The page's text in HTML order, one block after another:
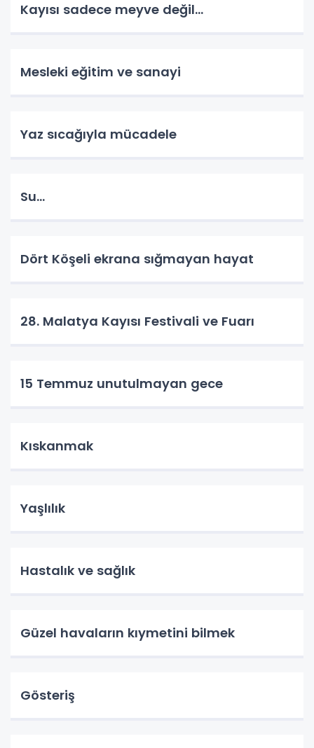
Kayısı sadece meyve değil…
Mesleki eğitim ve sanayi
Yaz sıcağıyla mücadele
Su…
Dört Köşeli ekrana sığmayan hayat
28. Malatya Kayısı Festivali ve Fuarı
15 Temmuz unutulmayan gece
Kıskanmak
Yaşlılık
Hastalık ve sağlık
Güzel havaların kıymetini bilmek
Gösteriş